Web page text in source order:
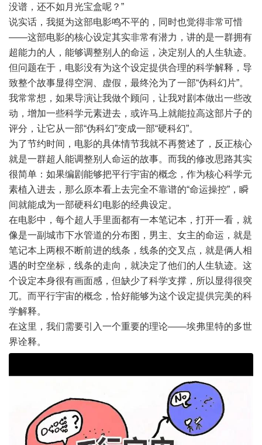
没谱，还不如月光宝盒呢？”
说实话，我挺为这部电影鸣不平的，同时也觉得非常可惜
——这部电影的核心设定其实非常有潜力，讲的是一群拥有
超能力的人，能够调整别人的命运，决定别人的人生轨迹。
但问题在于，电影没有为这个设定提供合理的科学解释，导
致整个故事显得空洞、虚假，最终沦为了一部“伪科幻片”。
我常常想，如果导演让我做个顾问，让我对剧本做出一些改
动，增加一些科学元素进去，或许马上就能拉高这部片子的
评分，让它从一部“伪科幻”变成一部“硬科幻”。
为了节约时间，电影的具体情节我就不再赘述了，反正核心
就是一群超人能调整别人命运的故事。而我的修改思路其实
很简单：如果编剧能够把平行宇宙的概念，作为核心科学元
素植入进去，那么原本看上去完全不靠谱的“命运操控”，瞬
间就能成为一部硬科幻电影的经典设定。
在电影中，每个超人手里面都有一本笔记本，打开一看，就
像是一副城市下水管道的分布图，男主、女主的命运，就是
笔记本上两根不断前进的线条，线条的交叉点，就是俩人相
遇的时空坐标，线条的走向，就决定了他们的人生轨迹。这
个设定本身很有画面感，但缺少了科学支撑，所以显得很突
兀。而平行宇宙的概念，恰好能够为这个设定提供完美的科
学解释。
在这里，我们需要引入一个重要的理论——埃弗里特的多世
界诠释。